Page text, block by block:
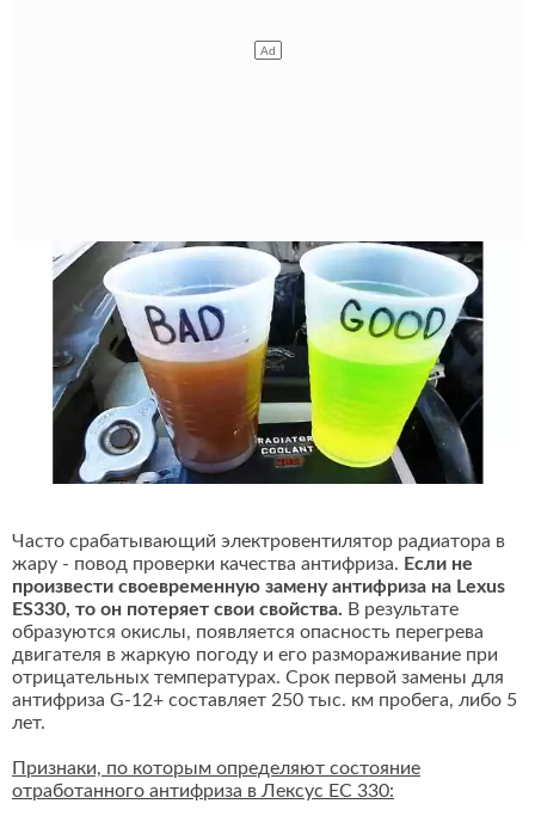
Часто срабатывающий электровентилятор радиатора в
жару - повод проверки качества антифриза. Если не
произвести своевременную замену антифриза на Lexus
ES330, то он потеряет свои свойства. В результате
образуются окислы, появляется опасность перегрева
двигателя в жаркую погоду и его размораживание при
отрицательных температурах. Срок первой замены для
антифриза G-12+ составляет 250 тыс. км пробега, либо 5
лет.
Признаки, по которым определяют состояние
отработанного антифриза в Лексус ЕС 330: